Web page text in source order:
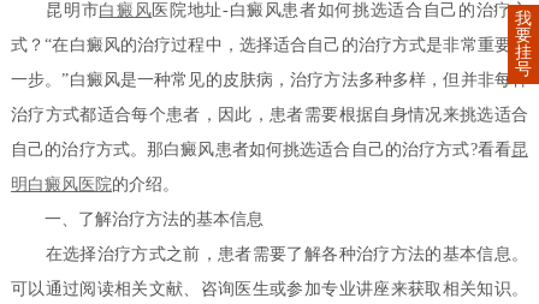
昆明市白癜风 医院地址-白癜风患者如何挑选适合自己的治疗方
式？“在白癜风的治疗过程中，选择适合自己的治疗方式是非常重要的
一步。”白癜风是一种常见的皮肤病，治疗方法多种多样，但并非每种
治疗方式都适合每个患者，因此，患者需要根据自身情况来挑选适合
自己的治疗方式。那白癜风患者如何挑选适合自己的治疗方式?看看昆
明白癜风医院的介绍。
一、了解治疗方法的基本信息
在选择治疗方式之前，患者需要了解各种治疗方法的基本信息。
可以通过阅读相关文献、咨询医生或参加专业讲座来获取相关知识。
我
要
挂
号